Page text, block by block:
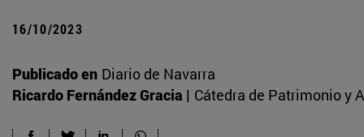
16/10/2023
Publicado en Diario de Navarra
Ricardo Fernández Gracia | Cátedra de Patrimonio y